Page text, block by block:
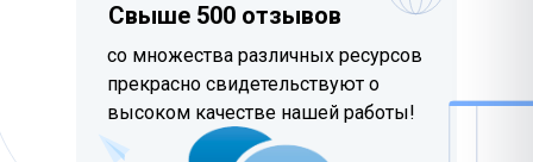
со множества различных ресурсов
прекрасно свидетельствуют о
высоком качестве нашей работы!
Свыше 500 отзывов